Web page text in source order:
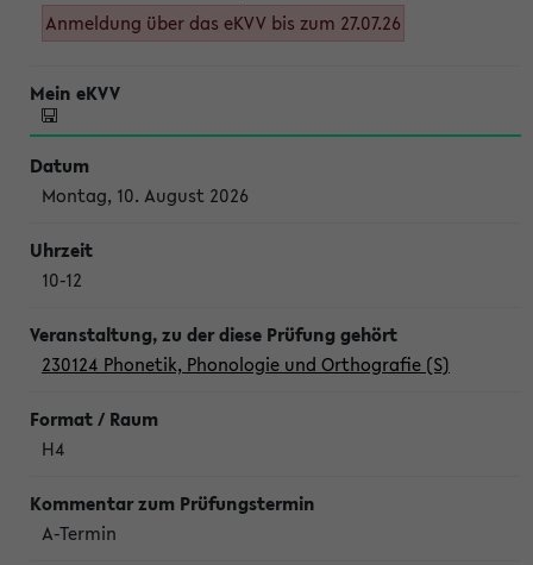
Anmeldung über das eKVV bis zum 27.07.26
Montag, 10. August 2026
10-12
230124 Phonetik, Phonologie und Orthografie (S)
H4
A-Termin